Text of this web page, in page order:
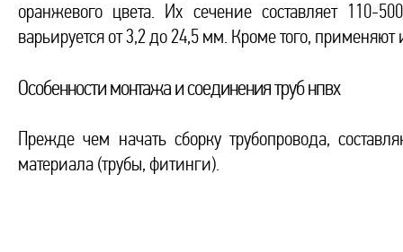
оранжевого цвета. Их сечение составляет
варьируется от 3,2 до 24,5 мм. Кроме того,
Особенности монтажа и соединения труб нпвх
Прежде чем начать сборку трубопровода,
материала (трубы, фитинги).